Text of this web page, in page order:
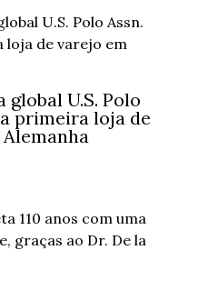
U.S. Polo
primeira loja de